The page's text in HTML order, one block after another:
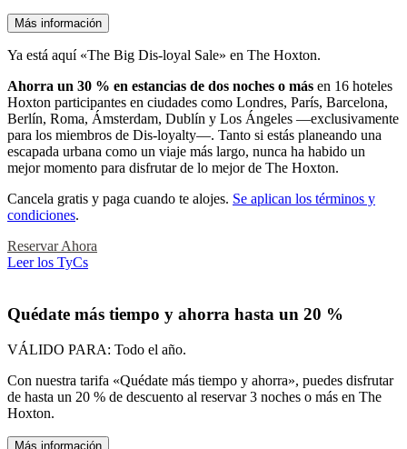
Más información
Ya está aquí «The Big Dis-loyal Sale» en The Hoxton.
Ahorra un 30 % en estancias de dos noches o más en 16 hoteles
Hoxton participantes en ciudades como Londres, París, Barcelona,
Berlín, Roma, Ámsterdam, Dublín y Los Ángeles —exclusivamente
para los miembros de Dis-loyalty—. Tanto si estás planeando una
escapada urbana como un viaje más largo, nunca ha habido un
mejor momento para disfrutar de lo mejor de The Hoxton.
Cancela gratis y paga cuando te alojes. Se aplican los términos y
condiciones.
Reservar Ahora
Leer los TyCs
Quédate más tiempo y ahorra hasta un 20 %
VÁLIDO PARA: Todo el año.
Con nuestra tarifa «Quédate más tiempo y ahorra», puedes disfrutar
de hasta un 20 % de descuento al reservar 3 noches o más en The
Hoxton.
Más información